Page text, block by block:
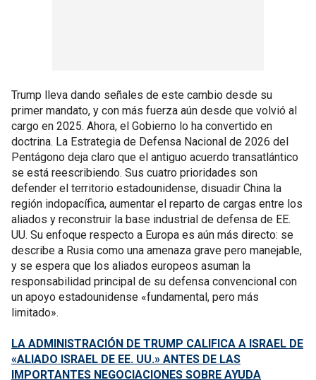
Trump lleva dando señales de este cambio desde su
primer mandato, y con más fuerza aún desde que volvió al
cargo en 2025. Ahora, el Gobierno lo ha convertido en
doctrina. La Estrategia de Defensa Nacional de 2026 del
Pentágono deja claro que el antiguo acuerdo transatlántico
se está reescribiendo. Sus cuatro prioridades son
defender el territorio estadounidense, disuadir China la
región indopacífica, aumentar el reparto de cargas entre los
aliados y reconstruir la base industrial de defensa de EE.
UU. Su enfoque respecto a Europa es aún más directo: se
describe a Rusia como una amenaza grave pero manejable,
y se espera que los aliados europeos asuman la
responsabilidad principal de su defensa convencional con
un apoyo estadounidense «fundamental, pero más
limitado».
LA ADMINISTRACIÓN DE TRUMP CALIFICA A ISRAEL DE
«ALIADO ISRAEL DE EE. UU.» ANTES DE LAS
IMPORTANTES NEGOCIACIONES SOBRE AYUDA